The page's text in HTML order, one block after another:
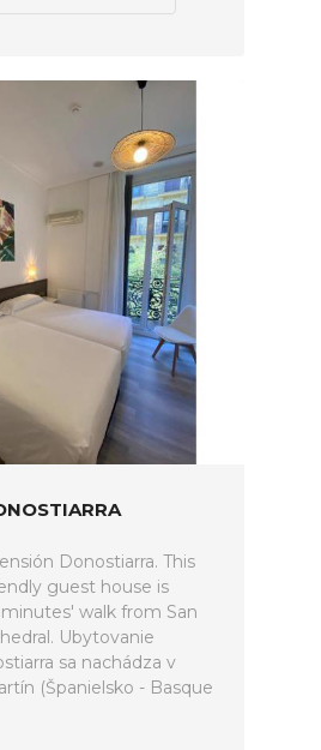
Donostiarra. This
guest house is
walk from San
Ubytovanie
sa nachádza v
(Španielsko - Basque